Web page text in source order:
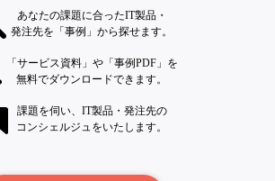
あなたの課題に合ったIT製品・
発注先を「事例」から探せます。
「サービス資料」や「事例PDF」を
無料でダウンロードできます。
課題を伺い、IT製品・発注先の
コンシェルジュをいたします。